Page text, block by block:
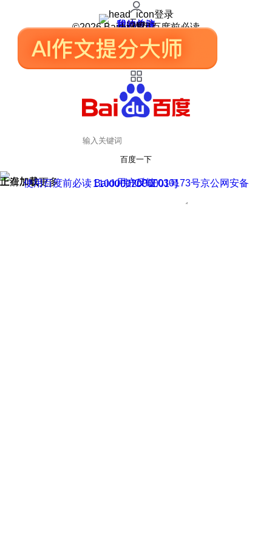
登录
我的关注
我的收藏
皮肤中心
用户反馈
设置
©2026 Baidu 使用百度前必读
百度一下
正在加载
上滑加载更多 用户反馈
使用百度前必读 Baidu 京ICP证030173号
京公网安备11000002000001号